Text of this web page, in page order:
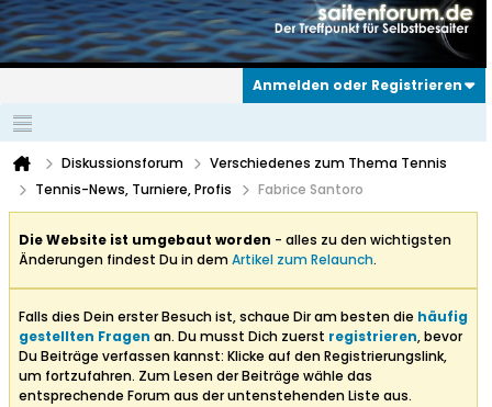
Anmelden oder Registrieren
Diskussionsforum
Verschiedenes zum Thema Tennis
Tennis-News, Turniere, Profis
Fabrice Santoro
Die Website ist umgebaut worden - alles zu den wichtigsten
Änderungen findest Du in demArtikel zum Relaunch.
Falls dies Dein erster Besuch ist, schaue Dir am besten die häufig
gestellten Fragen an. Du musst Dich zuerst registrieren, bevor
Du Beiträge verfassen kannst: Klicke auf den Registrierungslink,
um fortzufahren. Zum Lesen der Beiträge wähle das
entsprechende Forum aus der untenstehenden Liste aus.